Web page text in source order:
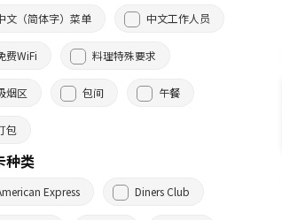
文（简体字）菜单 中文工作人员
费WiFi 料理特殊要求
烟区 包间 午餐
包
种类
Express Diners Club